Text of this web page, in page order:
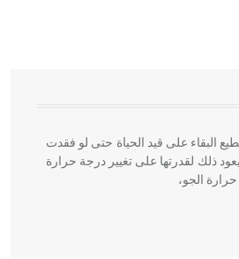
من الفنون الهندسية التي ارتبطت
في بلاد الشام ومصر خاصة، حيث يحرص
وخاصة في الواجهات
البقاء على قيد الحياة حتى لو فقدت
ذلك لقدرتها على تغيير درجة حرارة
الجو،